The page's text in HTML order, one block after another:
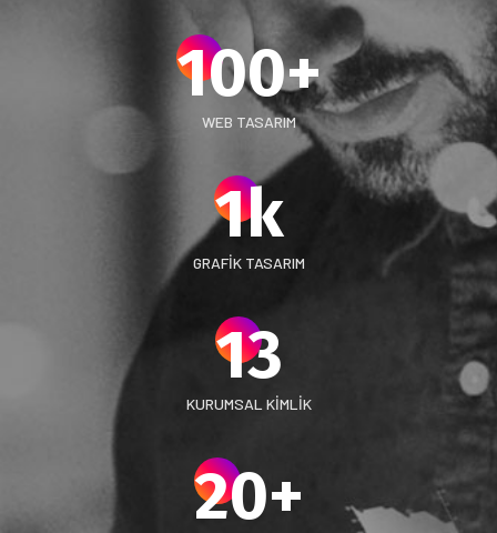
100+
WEB TASARIM
1k
GRAFIK TASARIM
13
KURUMSAL KIMLIK
20+